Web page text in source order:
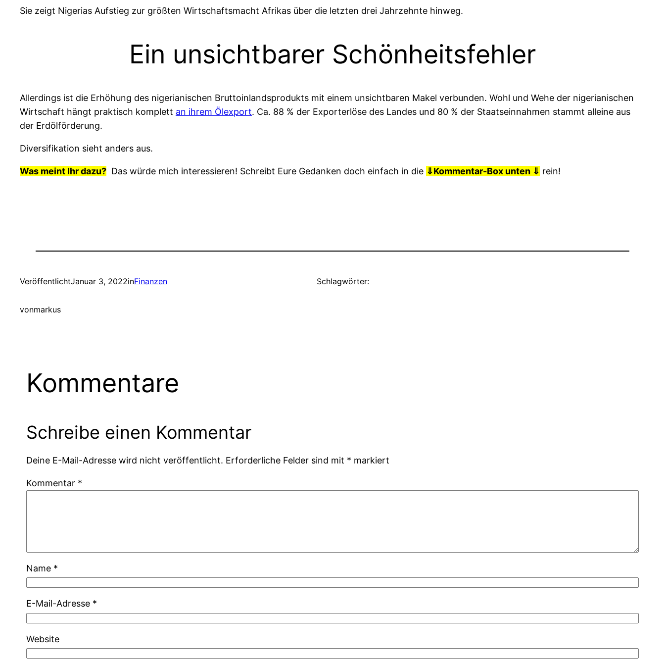
Sie zeigt Nigerias Aufstieg zur größten Wirtschaftsmacht Afrikas über die letzten drei Jahrzehnte hinweg.
Ein unsichtbarer Schönheitsfehler
Allerdings ist die Erhöhung des nigerianischen Bruttoinlandsprodukts mit einem unsichtbaren Makel verbunden. Wohl und Wehe der nigerianischen
Wirtschaft hängt praktisch komplett an ihrem Ölexport. Ca. 88 % der Exporterlöse des Landes und 80 % der Staatseinnahmen stammt alleine aus
der Erdölförderung.
Diversifikation sieht anders aus.
Was meint Ihr dazu? Das würde mich interessieren! Schreibt Eure Gedanken doch einfach in die ⇓Kommentar-Box unten ⇓ rein!
VeröffentlichtJanuar 3, 2022inFinanzen
vonmarkus
Schlagwörter:
Kommentare
Schreibe einen Kommentar
Deine E-Mail-Adresse wird nicht veröffentlicht. Erforderliche Felder sind mit * markiert
Kommentar *
Name *
E-Mail-Adresse *
Website